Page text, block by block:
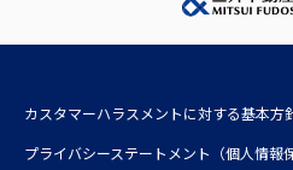
三井デザインテック株式会社
三井不動産レジデンシャルサービス
カスタマーハラスメントに対する基本方
プライバシーステートメント（個人情報